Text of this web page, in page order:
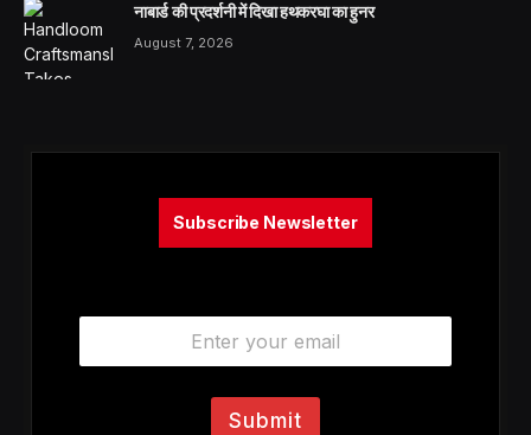
नाबार्ड की प्रदर्शनी में दिखा हथकरघा का हुनर
August 7, 2026
Subscribe Newsletter
E
a
Submit